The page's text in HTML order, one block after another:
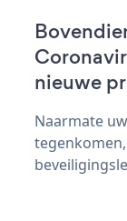
nieuwe
Naarmate